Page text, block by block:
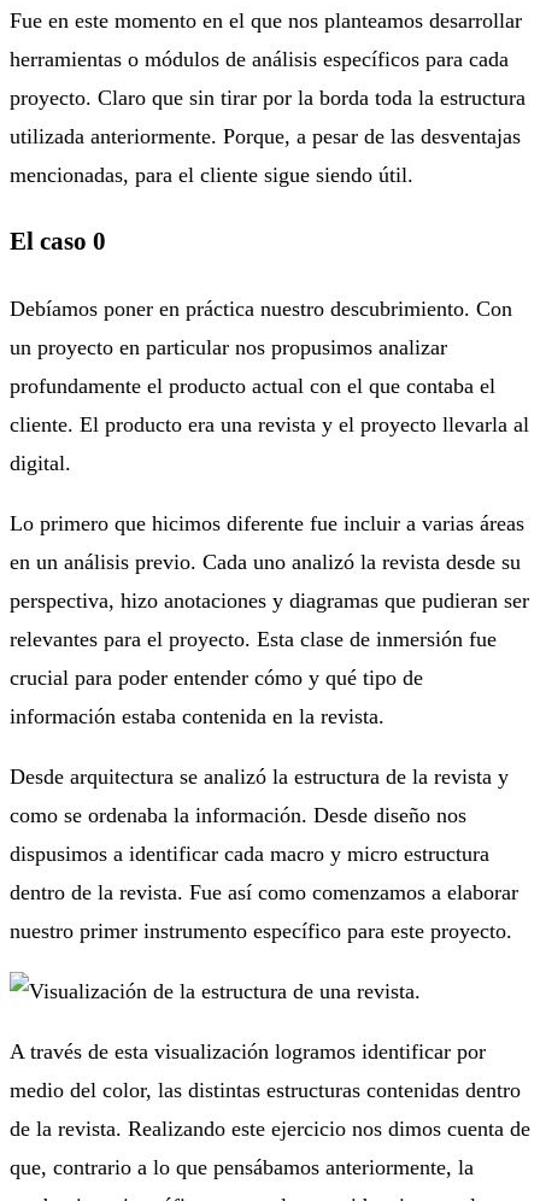
Fue en este momento en el que nos planteamos desarrollar
herramientas o módulos de análisis específicos para cada
proyecto. Claro que sin tirar por la borda toda la estructura
utilizada anteriormente. Porque, a pesar de las desventajas
mencionadas, para el cliente sigue siendo útil.
El caso 0
Debíamos poner en práctica nuestro descubrimiento. Con
un proyecto en particular nos propusimos analizar
profundamente el producto actual con el que contaba el
cliente. El producto era una revista y el proyecto llevarla al
digital.
Lo primero que hicimos diferente fue incluir a varias áreas
en un análisis previo. Cada uno analizó la revista desde su
perspectiva, hizo anotaciones y diagramas que pudieran ser
relevantes para el proyecto. Esta clase de inmersión fue
crucial para poder entender cómo y qué tipo de
información estaba contenida en la revista.
Desde arquitectura se analizó la estructura de la revista y
como se ordenaba la información. Desde diseño nos
dispusimos a identificar cada macro y micro estructura
dentro de la revista. Fue así como comenzamos a elaborar
nuestro primer instrumento específico para este proyecto.
A través de esta visualización logramos identificar por
medio del color, las distintas estructuras contenidas dentro
de la revista. Realizando este ejercicio nos dimos cuenta de
que, contrario a lo que pensábamos anteriormente, la